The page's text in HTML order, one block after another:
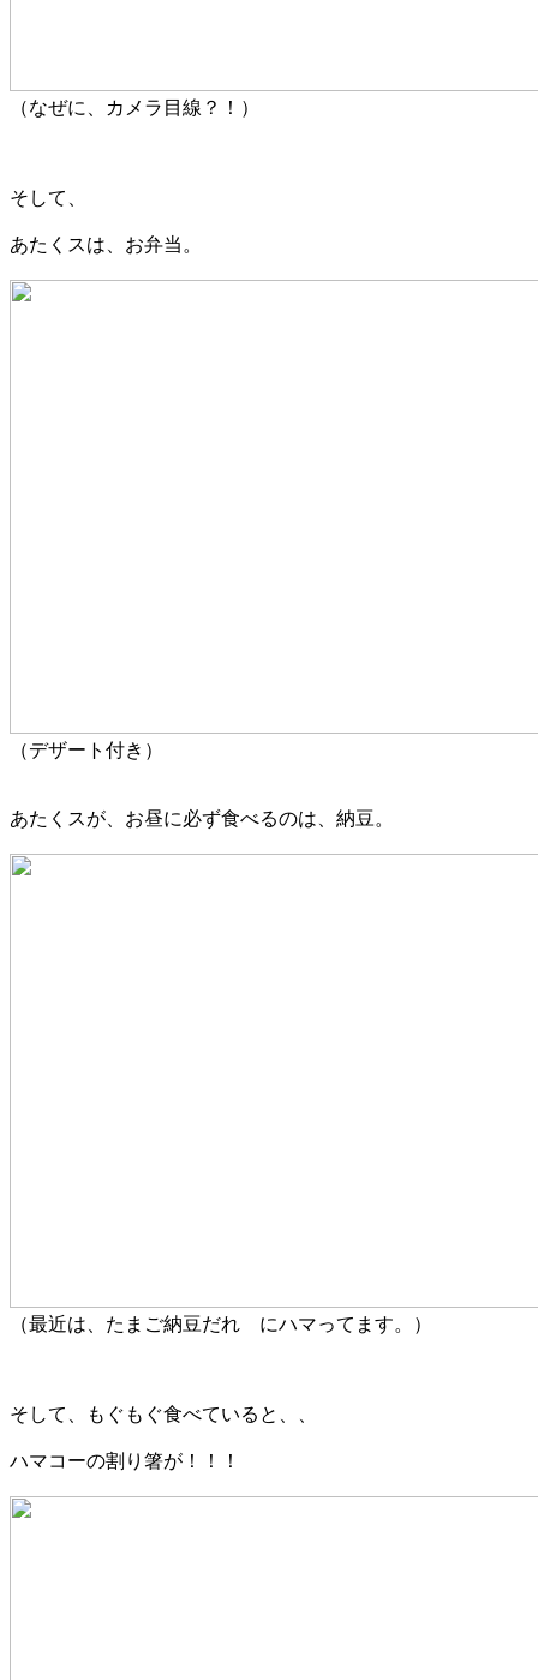
（なぜに、カメラ目線？！）
そして、
あたくスは、お弁当。
（デザート付き）
あたくスが、お昼に必ず食べるのは、納豆。
（最近は、たまご納豆だれ にハマってます。）
そして、もぐもぐ食べていると、、
ハマコーの割り箸が！！！